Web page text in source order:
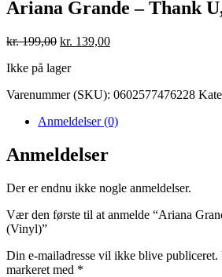
Ariana Grande – Thank
kr.199,00 kr. 139,00
Ikke på lager
Varenummer (SKU): 0602577476228
Anmeldelser (0)
Anmeldelser
Der er endnu ikke nogle anmeldelser.
Vær den første til at anmelde “Ariana
(Vinyl)”
Din e-mailadresse vil ikke blive publiceret.
markeret med *